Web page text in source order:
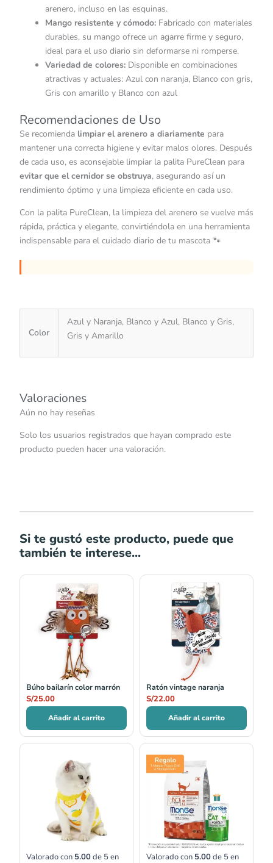
arenero, incluso en las esquinas.
Mango resistente y cómodo: Fabricado con materiales
durables, su mango ofrece un agarre firme y seguro,
ideal para el uso diario sin deformarse ni romperse.
Variedad de colores: Disponible en combinaciones
atractivas y actuales: Azul con naranja, Blanco con gris,
Gris con amarillo y Blanco con azul
Recomendaciones de Uso
Se recomienda limpiar el arenero a diariamente para
mantener una correcta higiene y evitar malos olores. Después
de cada uso, es aconsejable limpiar la palita PureClean para
evitar que el cernidor se obstruya, asegurando así un
rendimiento óptimo y una limpieza eficiente en cada uso.
Con la palita PureClean, la limpieza del arenero se vuelve más
rápida, práctica y elegante, convirtiéndola en una herramienta
indispensable para el cuidado diario de tu mascota 🐾
Color
Azul y Naranja, Blanco y Azul, Blanco y Gris,
Gris y Amarillo
Valoraciones
Aún no hay reseñas
Solo los usuarios registrados que hayan comprado este
producto pueden hacer una valoración.
Si te gustó este producto, puede que
también te interese...
Búho bailarín color marrón
S/25.00
Añadir al carrito
Ratón vintage naranja
S/22.00
Añadir al carrito
Valorado con 5.00de 5 en
S/35.00
hasta
S/42.00
Valorado con 5.00de 5 en